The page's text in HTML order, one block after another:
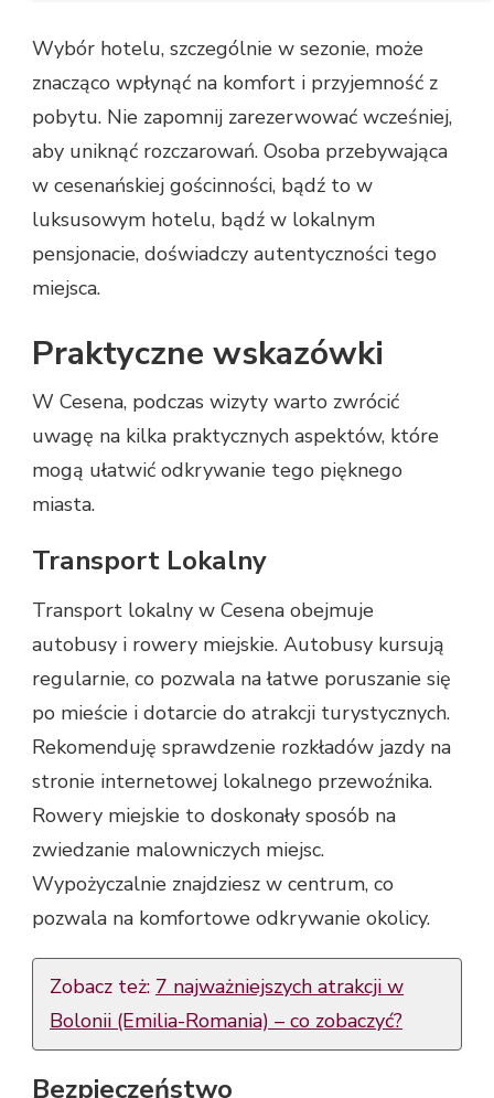
Wybór hotelu, szczególnie w sezonie, może
znacząco wpłynąć na komfort i przyjemność z
pobytu. Nie zapomnij zarezerwować wcześniej,
aby uniknąć rozczarowań. Osoba przebywająca
w cesenańskiej gościnności, bądź to w
luksusowym hotelu, bądź w lokalnym
pensjonacie, doświadczy autentyczności tego
miejsca.
Praktyczne wskazówki
W Cesena, podczas wizyty warto zwrócić
uwagę na kilka praktycznych aspektów, które
mogą ułatwić odkrywanie tego pięknego
miasta.
Transport Lokalny
Transport lokalny w Cesena obejmuje
autobusy i rowery miejskie. Autobusy kursują
regularnie, co pozwala na łatwe poruszanie się
po mieście i dotarcie do atrakcji turystycznych.
Rekomenduję sprawdzenie rozkładów jazdy na
stronie internetowej lokalnego przewoźnika.
Rowery miejskie to doskonały sposób na
zwiedzanie malowniczych miejsc.
Wypożyczalnie znajdziesz w centrum, co
pozwala na komfortowe odkrywanie okolicy.
Zobacz też: 7 najważniejszych atrakcji w
Bolonii (Emilia-Romania) – co zobaczyć?
Bezpieczeństwo